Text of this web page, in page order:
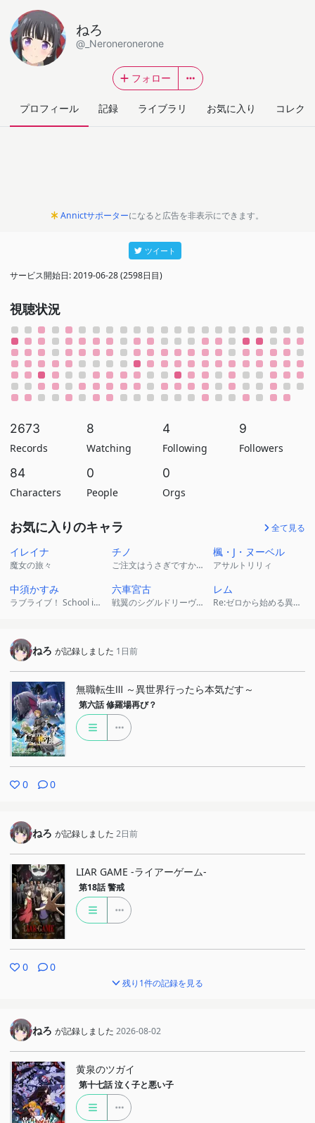
ねろ
@_Neroneronerone
フォロー
プロフィール 記録 ライブラリ お気に入り コレク
Annictサポーターになると広告を非表示にできます。
ツイート
サービス開始日: 2019-06-28 (2598日目)
視聴状況
2673
Records
8
Watching
4
Following
9
Followers
84
Characters
0
People
0
Orgs
お気に入りのキャラ 全て見る
イレイナ
魔女の旅々
チノ
ご注文はうさぎですか？
楓・J・ヌーベル
アサルトリリィ
中須かすみ
ラブライブ！ School idol project
六車宮古
戦翼のシグルドリーヴァ
レム
Re:ゼロから始める異世界生活
ねろ が記録しました 1日前
無職転生Ⅲ ～異世界行ったら本気だす～
第六話 修羅場再び？
0 0
ねろ が記録しました 2日前
LIAR GAME -ライアーゲーム-
第18話 警戒
0 0
残り1件の記録を見る
ねろ が記録しました 2026-08-02
黄泉のツガイ
第十七話 泣く子と悪い子